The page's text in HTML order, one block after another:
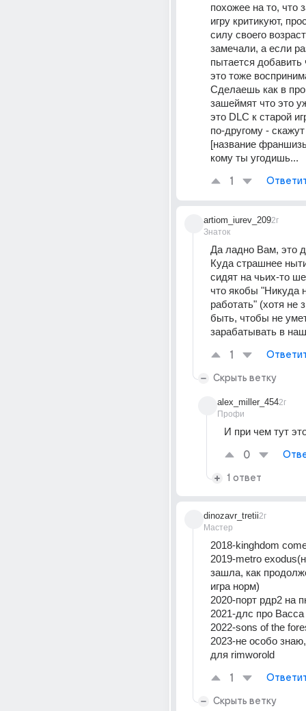
похожее на то, что
игру критикуют,
силу своего
замечали, а если
пытается добавить
это тоже
Сделаешь как в
зашеймят что это
это DLC к старой
по-другому -
[название
кому ты угодишь...
1
artiom_iurev_209
Знаток
2г
Да ладно Вам, это
Куда страшнее
сидят на чьих-то
что якобы "Никуда
работать" (хотя не
быть, чтобы не
зарабатывать в
1
Скрыть ветку
alex_miller_454
Профи
2г
И при чем тут
0
1 ответ
dinozavr_tretii
Мастер
2г
2018-kinghdom
2019-metro
зашла, как
игра норм)
2020-порт рдр2 на
2021-длс про
2022-sons of the
2023-не особо
для rimworold
1
Скрыть ветку